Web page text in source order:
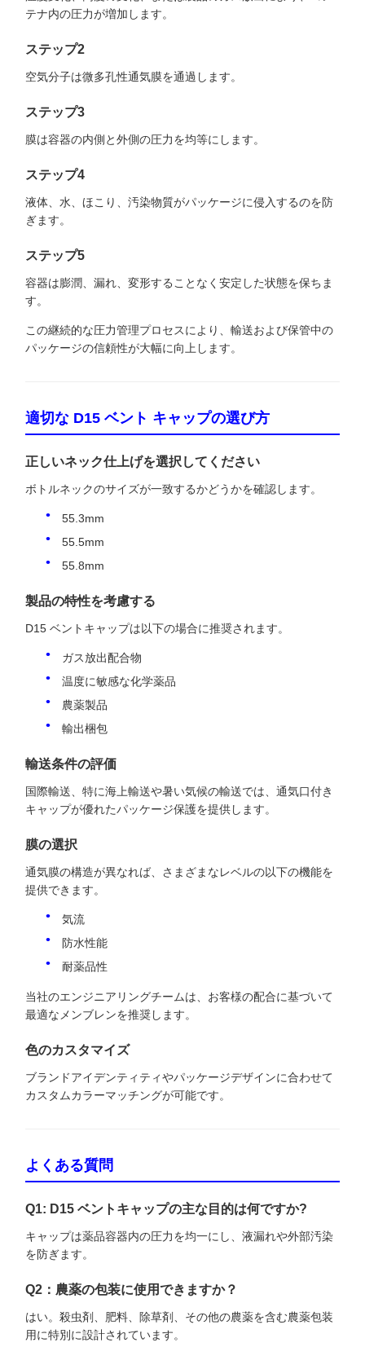
テナ内の圧力が増加します。
ステップ2
空気分子は微多孔性通気膜を通過します。
ステップ3
膜は容器の内側と外側の圧力を均等にします。
ステップ4
液体、水、ほこり、汚染物質がパッケージに侵入するのを防
ぎます。
ステップ5
容器は膨潤、漏れ、変形することなく安定した状態を保ちま
す。
この継続的な圧力管理プロセスにより、輸送および保管中の
パッケージの信頼性が大幅に向上します。
適切な D15 ベント キャップの選び方
正しいネック仕上げを選択してください
ボトルネックのサイズが一致するかどうかを確認します。
55.3mm
55.5mm
55.8mm
製品の特性を考慮する
D15 ベントキャップは以下の場合に推奨されます。
ガス放出配合物
温度に敏感な化学薬品
農薬製品
輸出梱包
輸送条件の評価
国際輸送、特に海上輸送や暑い気候の輸送では、通気口付き
キャップが優れたパッケージ保護を提供します。
膜の選択
通気膜の構造が異なれば、さまざまなレベルの以下の機能を
提供できます。
気流
防水性能
耐薬品性
当社のエンジニアリングチームは、お客様の配合に基づいて
最適なメンブレンを推奨します。
色のカスタマイズ
ブランドアイデンティティやパッケージデザインに合わせて
カスタムカラーマッチングが可能です。
よくある質問
Q1: D15 ベントキャップの主な目的は何ですか?
キャップは薬品容器内の圧力を均一にし、液漏れや外部汚染
を防ぎます。
Q2：農薬の包装に使用できますか？
はい。殺虫剤、肥料、除草剤、その他の農薬を含む農薬包装
用に特別に設計されています。